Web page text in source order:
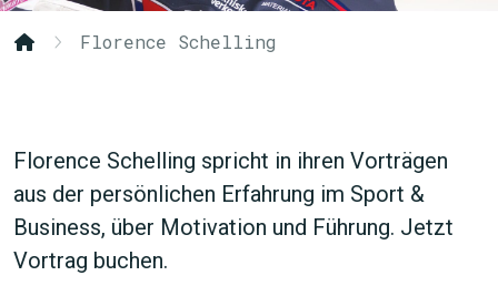
Florence Schelling
Florence Schelling spricht in ihren Vorträgen
aus der persönlichen Erfahrung im Sport &
Business, über Motivation und Führung. Jetzt
Vortrag buchen.